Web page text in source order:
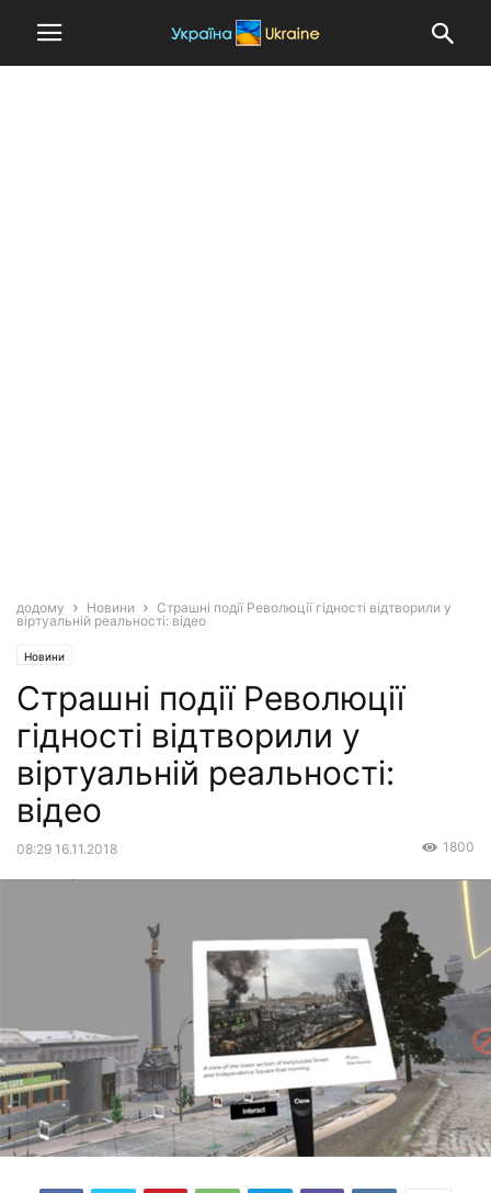
додому Новини
Страшні події Революції гідності відтворили у
віртуальній реальності: відео
Новини
Страшні події Революції
гідності відтворили у
віртуальній реальності:
відео
08:29 16.11.2018 1800